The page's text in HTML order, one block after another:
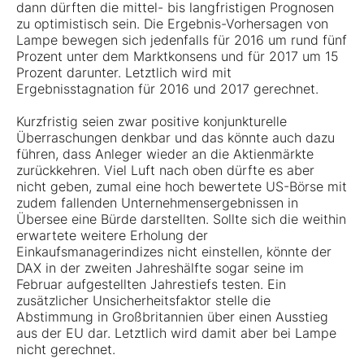
dann dürften die mittel- bis langfristigen Prognosen
zu optimistisch sein. Die Ergebnis-Vorhersagen von
Lampe bewegen sich jedenfalls für 2016 um rund fünf
Prozent unter dem Marktkonsens und für 2017 um 15
Prozent darunter. Letztlich wird mit
Ergebnisstagnation für 2016 und 2017 gerechnet.
Kurzfristig seien zwar positive konjunkturelle
Überraschungen denkbar und das könnte auch dazu
führen, dass Anleger wieder an die Aktienmärkte
zurückkehren. Viel Luft nach oben dürfte es aber
nicht geben, zumal eine hoch bewertete US-Börse mit
zudem fallenden Unternehmensergebnissen in
Übersee eine Bürde darstellten. Sollte sich die weithin
erwartete weitere Erholung der
Einkaufsmanagerindizes nicht einstellen, könnte der
DAX in der zweiten Jahreshälfte sogar seine im
Februar aufgestellten Jahrestiefs testen. Ein
zusätzlicher Unsicherheitsfaktor stelle die
Abstimmung in Großbritannien über einen Ausstieg
aus der EU dar. Letztlich wird damit aber bei Lampe
nicht gerechnet.